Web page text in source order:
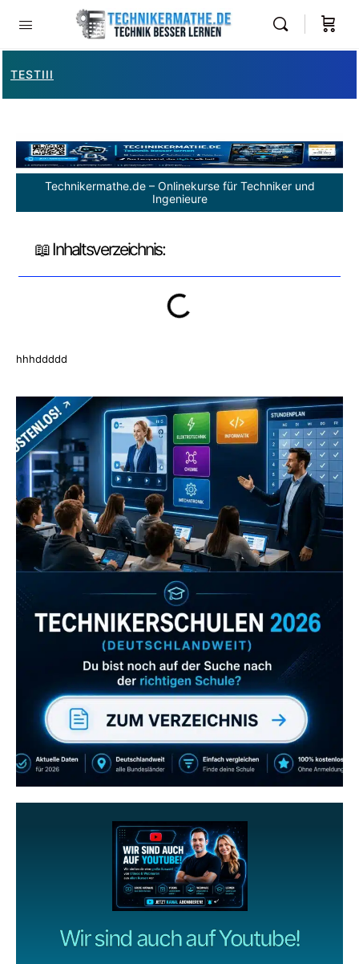
TESTIII
Technikermathe.de – Onlinekurse für Techniker und
Ingenieure
📖 Inhaltsverzeichnis:
hhhddddd
Zum Verzeichnis
Wir sind auch auf Youtube!
Abonniere uns auch
gerne
wenn dir unsere Videos gefallen!
ZUM YOUTUBE KANAL